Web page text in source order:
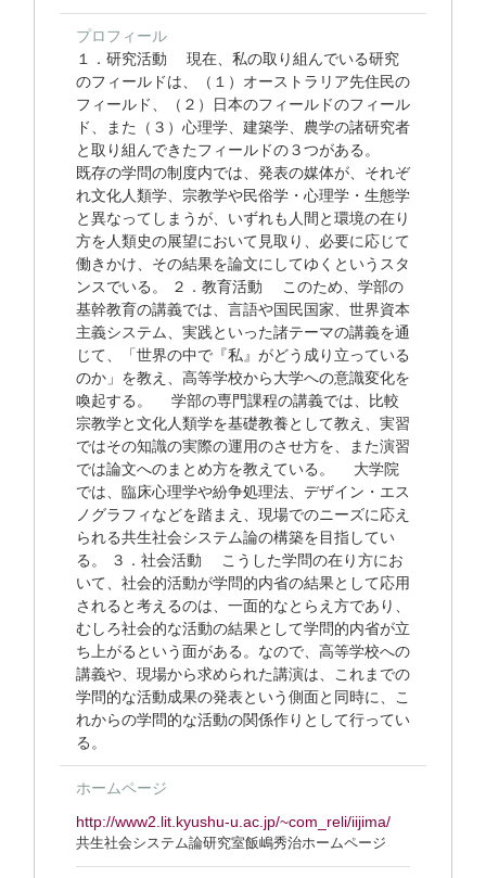
プロフィール
１．研究活動 現在、私の取り組んでいる研究
のフィールドは、（１）オーストラリア先住民の
フィールド、（２）日本のフィールドのフィール
ド、また（３）心理学、建築学、農学の諸研究者
と取り組んできたフィールドの３つがある。
既存の学問の制度内では、発表の媒体が、それぞ
れ文化人類学、宗教学や民俗学・心理学・生態学
と異なってしまうが、いずれも人間と環境の在り
方を人類史の展望において見取り、必要に応じて
働きかけ、その結果を論文にしてゆくというスタ
ンスでいる。 ２．教育活動 このため、学部の
基幹教育の講義では、言語や国民国家、世界資本
主義システム、実践といった諸テーマの講義を通
じて、「世界の中で『私』がどう成り立っている
のか」を教え、高等学校から大学への意識変化を
喚起する。 学部の専門課程の講義では、比較
宗教学と文化人類学を基礎教養として教え、実習
ではその知識の実際の運用のさせ方を、また演習
では論文へのまとめ方を教えている。 大学院
では、臨床心理学や紛争処理法、デザイン・エス
ノグラフィなどを踏まえ、現場でのニーズに応え
られる共生社会システム論の構築を目指してい
る。 ３．社会活動 こうした学問の在り方にお
いて、社会的活動が学問的内省の結果として応用
されると考えるのは、一面的なとらえ方であり、
むしろ社会的な活動の結果として学問的内省が立
ち上がるという面がある。なので、高等学校への
講義や、現場から求められた講演は、これまでの
学問的な活動成果の発表という側面と同時に、こ
れからの学問的な活動の関係作りとして行ってい
る。
ホームページ
http://www2.lit.kyushu-u.ac.jp/~com_reli/iijima/
共生社会システム論研究室飯嶋秀治ホームページ